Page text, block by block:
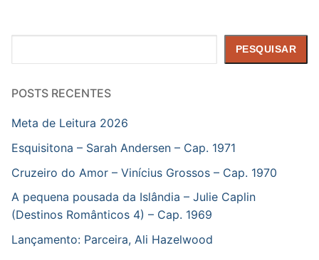
PESQUISAR
POSTS RECENTES
Meta de Leitura 2026
Esquisitona – Sarah Andersen – Cap. 1971
Cruzeiro do Amor – Vinícius Grossos – Cap. 1970
A pequena pousada da Islândia – Julie Caplin
(Destinos Românticos 4) – Cap. 1969
Lançamento: Parceira, Ali Hazelwood